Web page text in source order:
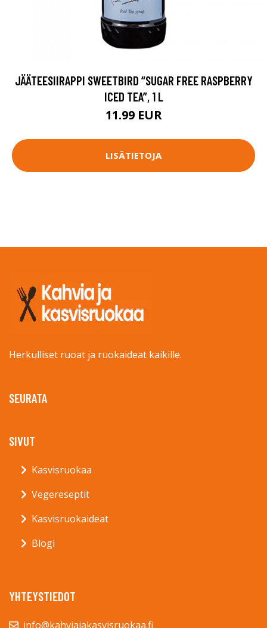
JÄÄTEESIIRAPPI SWEETBIRD “SUGAR FREE RASPBERRY
ICED TEA”, 1 L
11.99 EUR
LISÄTIETOJA
Herkulliset ruoat ja ruokaideat kaikille.
SEURATA
SIVUT
Kasvisruokaa
Vegereseptit
Kasvisruokaideat
Blogi
YHTEYSTIEDOT
info@kahviajakasvisruokaa.fi